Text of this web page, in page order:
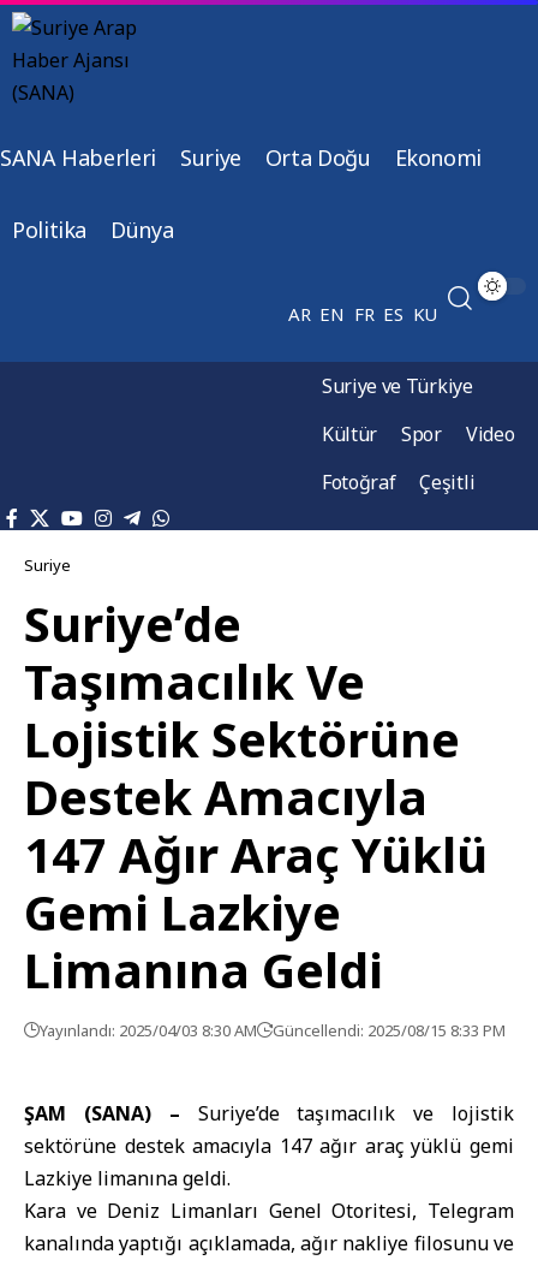
SANA Haberleri Suriye Orta Doğu Ekonomi
Politika Dünya
AR EN FR ES KU
Suriye ve Türkiye
Kültür
Spor
Video
Fotoğraf
Çeşitli
Suriye
Suriye’de
Taşımacılık Ve
Lojistik Sektörüne
Destek Amacıyla
147 Ağır Araç Yüklü
Gemi Lazkiye
Limanına Geldi
Yayınlandı: 2025/04/03 8:30 AM Güncellendi: 2025/08/15 8:33 PM
ŞAM (SANA) – Suriye’de taşımacılık ve lojistik
sektörüne destek amacıyla 147 ağır araç yüklü gemi
Lazkiye limanına geldi.
Kara ve Deniz Limanları Genel Otoritesi, Telegram
kanalında yaptığı açıklamada, ağır nakliye filosunu ve